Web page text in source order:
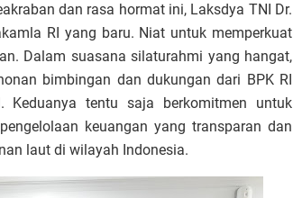
dan rasa hormat ini, Laksdya TNI Dr.
RI yang baru. Niat untuk memperkuat
Dalam suasana silaturahmi yang hangat,
bimbingan dan dukungan dari BPK RI
Keduanya tentu saja berkomitmen untuk
keuangan yang transparan dan
laut di wilayah Indonesia.